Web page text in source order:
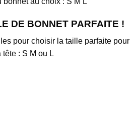
DE BONNET PARFAITE !
pour choisir la taille parfaite pour
tête : S M ou L